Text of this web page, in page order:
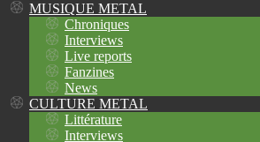
MUSIQUE METAL
Chroniques
Interviews
Live reports
Fanzines
News
CULTURE METAL
Littérature
Interviews